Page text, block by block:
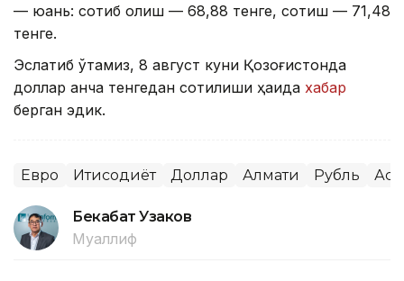
— юань: сотиб олиш — 68,88 тенге, сотиш — 71,48
тенге.
Эслатиб ўтамиз, 8 август куни Қозоғистонда
доллар қанча тенгедан сотилиши ҳақида хабар
берган эдик.
Евро Иқтисодиёт Доллар Алмати Рубль
Бекабат Узаков
Муаллиф